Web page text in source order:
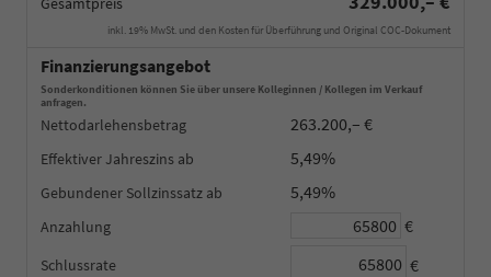
inkl. 19% MwSt. und den Kosten für Überführung und Original COC-Dokument
Finanzierungsangebot
Sonderkonditionen können Sie über unsere Kolleginnen / Kollegen im Verkauf
anfragen.
Nettodarlehensbetrag 263.200,– €
Effektiver Jahreszins 5,49%
Gebundener Sollzinssatz 5,49%
Anzahlung €
Schlussrate €